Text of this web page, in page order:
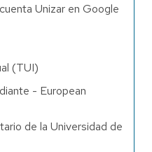
Unizar en Google
(TUI)
- European
de la Universidad de